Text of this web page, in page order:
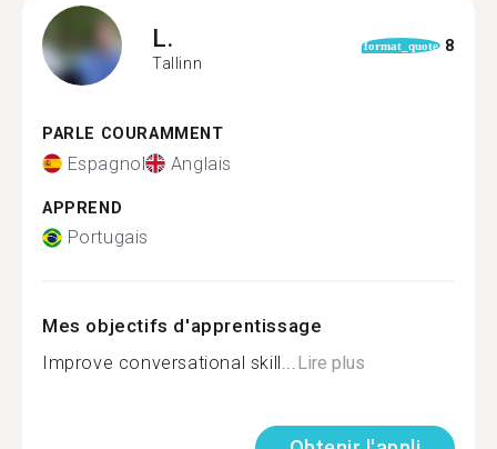
L.
Tallinn
format_quote 8
PARLE COURAMMENT
Espagnol Anglais
APPREND
Portugais
Mes objectifs d'apprentissage
Improve conversational skill...Lire plus